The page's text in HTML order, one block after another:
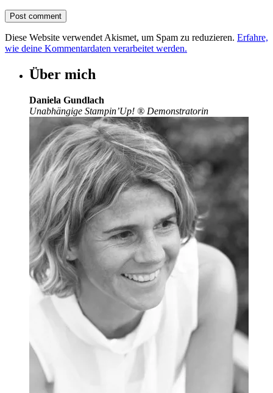
Diese Website verwendet Akismet, um Spam zu reduzieren. Erfahre,
wie deine Kommentardaten verarbeitet werden.
Über mich
Daniela Gundlach
Unabhängige Stampin’Up! ® Demonstratorin